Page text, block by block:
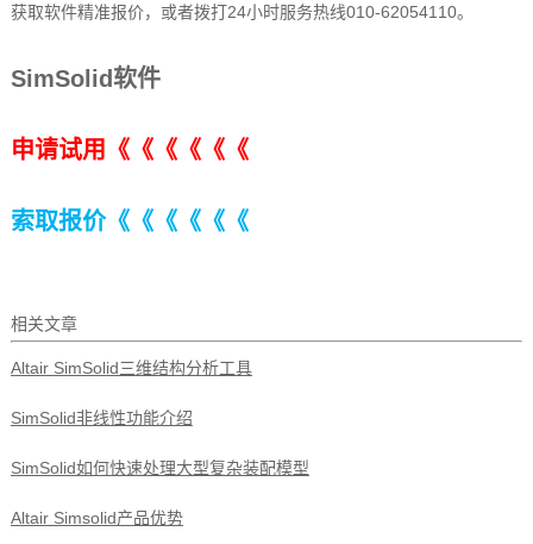
获取软件精准报价，或者拨打24小时服务热线010-62054110。
SimSolid软件
申请试用《《《《《《
索取报价《《《《《《
相关文章
Altair SimSolid三维结构分析工具
SimSolid非线性功能介绍
SimSolid如何快速处理大型复杂装配模型
Altair Simsolid产品优势